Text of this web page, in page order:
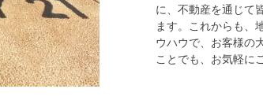
に、不動産を通じて
ます。これからも、
ウハウで、お客様の
ことでも、お気軽に